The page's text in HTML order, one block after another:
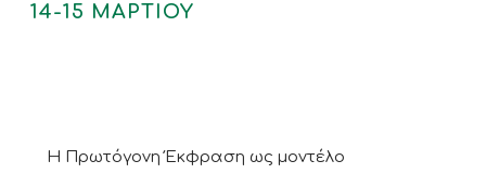
14-15 ΜΑΡΤΙΟΥ
Η Πρωτόγονη Έκφραση ως μοντέλο